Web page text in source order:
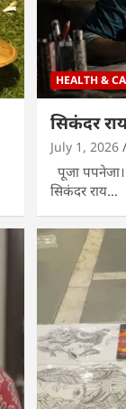
HEALTH &
सिकंदर
July 1, 2026
पूजा
सिकंदर राय…